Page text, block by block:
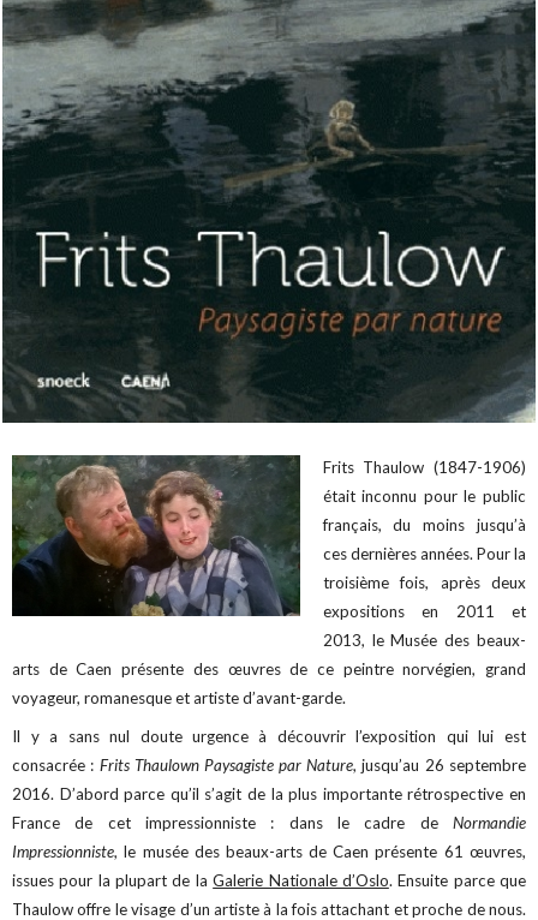
Frits Thaulow (1847-1906)
était inconnu pour le public
français, du moins jusqu’à
ces dernières années. Pour la
troisième fois, après deux
expositions en 2011 et
2013, le Musée des beaux-
arts de Caen présente des œuvres de ce peintre norvégien, grand
voyageur, romanesque et artiste d’avant-garde.
Il y a sans nul doute urgence à découvrir l’exposition qui lui est
consacrée : Frits Thaulown Paysagiste par Nature, jusqu’au 26 septembre
2016. D’abord parce qu’il s’agit de la plus importante rétrospective en
France de cet impressionniste : dans le cadre de Normandie
Impressionniste, le musée des beaux-arts de Caen présente 61 œuvres,
issues pour la plupart de laGalerie Nationale d’Oslo. Ensuite parce que
Thaulow offre le visage d’un artiste à la fois attachant et proche de nous.